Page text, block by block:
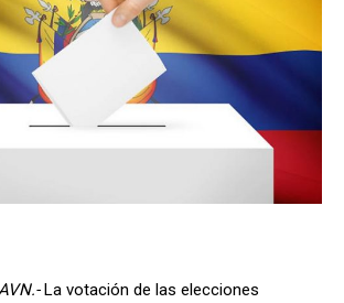
La votación de las elecciones